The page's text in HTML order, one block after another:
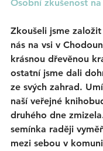
Osobní zkušenost
Zkoušeli jsme
nás na vsi v
krásnou dřevěnou
ostatní jsme dali
ze svých zahrad.
naší veřejné
druhého dne
semínka raději
mezi sebou v